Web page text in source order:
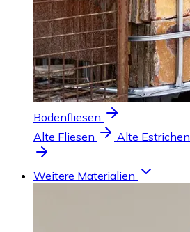
Bodenfliesen
Alte Fliesen
Alte Estrichen
Weitere Materialien